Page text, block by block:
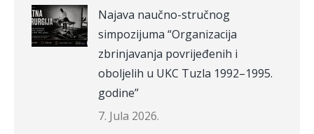
Najava naučno-stručnog
simpozijuma “Organizacija
zbrinjavanja povrijeđenih i
oboljelih u UKC Tuzla 1992–1995.
godine”
7. Jula 2026.